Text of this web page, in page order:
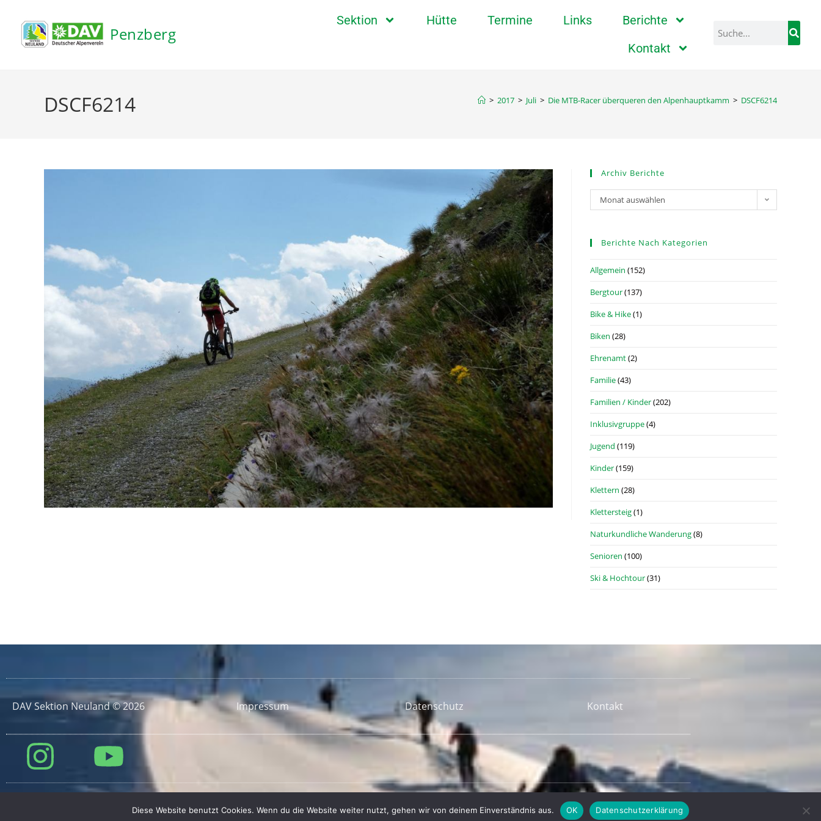
Penzberg
Sektion Hütte Termine Links
Berichte
Kontakt
DSCF6214 > 2017 > Juli > Die MTB-Racer überqueren den Alpenhauptkamm > DSCF6214
Archiv Berichte
Monat auswählen
Berichte Nach Kategorien
Allgemein (152)
Bergtour(137)
Bike & Hike(1)
Biken (28)
Ehrenamt(2)
Familie(43)
Familien / Kinder(202)
Inklusivgruppe(4)
Jugend (119)
Kinder(159)
Klettern (28)
Klettersteig(1)
Naturkundliche Wanderung(8)
Senioren (100)
Ski & Hochtour(31)
DAV Sektion Neuland © 2026 Impressum Datenschutz Kontakt
Diese Website benutzt Cookies. Wenn du die Website weiter nutzt, gehen wir von deinem Einverständnis aus. OK Datenschutzerklärung